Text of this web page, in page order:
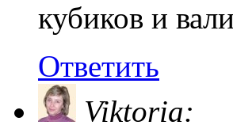
кубиков и
Ответить
Viktoria: